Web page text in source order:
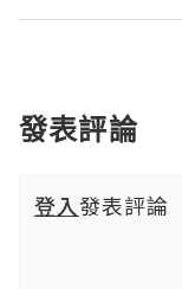
發表評論
登入發表評論